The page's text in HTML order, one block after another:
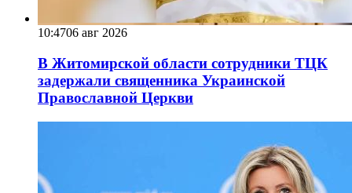
10:4706 авг 2026
В Житомирской области сотрудники ТЦК
задержали священника Украинской
Православной Церкви